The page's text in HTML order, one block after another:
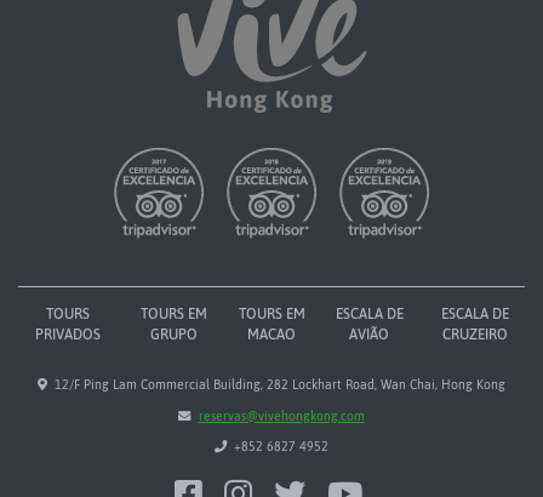
TOURS
PRIVADOS
TOURS EM
GRUPO
TOURS EM
MACAO
ESCALA DE
AVIÃO
ESCALA DE
CRUZEIRO
12/F Ping Lam Commercial Building, 282 Lockhart Road, Wan Chai, Hong Kong
reservas@vivehongkong.com
+852 6827 4952